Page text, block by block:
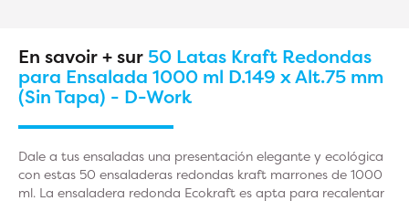
En savoir + sur 50 Latas Kraft Redondas
para Ensalada 1000 ml D.149 x Alt.75 mm
(Sin Tapa) - D-Work
Dale a tus ensaladas una presentación elegante y ecológica
con estas 50 ensaladeras redondas kraft marrones de 1000
ml. La ensaladera redonda Ecokraft es apta para recalentar